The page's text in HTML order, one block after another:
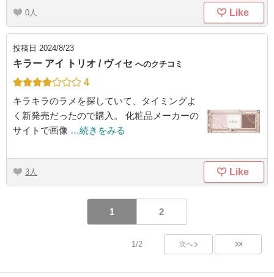
0 Like
投稿日 2024/8/23
キラー アイ トリオ / ヴィセ へのクチコミ
4
キラキラのラメを探していて、タイミングよ
く新発売だったので購入。 化粧品メーカーの
サイトで画像 …続きをみる
3 Like
1 2
1/2 次へ